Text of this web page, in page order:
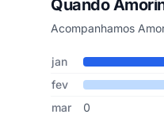
Quando
Acompanhamos
Cupons de
Mês Cupons
jan
fev
mar
0